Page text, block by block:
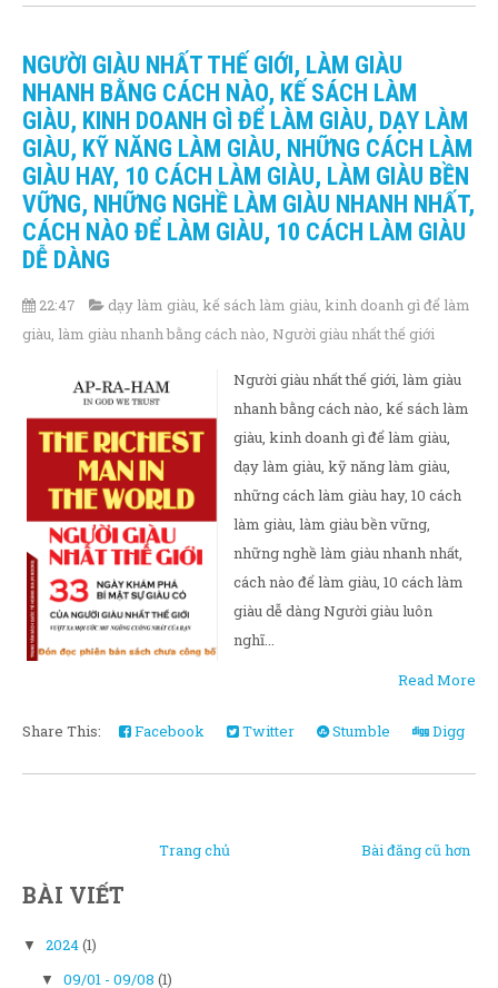
NGƯỜI GIÀU NHẤT THẾ GIỚI, LÀM GIÀU
NHANH BẰNG CÁCH NÀO, KẾ SÁCH LÀM
GIÀU, KINH DOANH GÌ ĐỂ LÀM GIÀU, DẠY LÀM
GIÀU, KỸ NĂNG LÀM GIÀU, NHỮNG CÁCH LÀM
GIÀU HAY, 10 CÁCH LÀM GIÀU, LÀM GIÀU BỀN
VỮNG, NHỮNG NGHỀ LÀM GIÀU NHANH NHẤT,
CÁCH NÀO ĐỂ LÀM GIÀU, 10 CÁCH LÀM GIÀU
DỄ DÀNG
22:47 dạy làm giàu, kế sách làm giàu, kinh doanh gì để làm
giàu, làm giàu nhanh bằng cách nào, Người giàu nhất thế giới
Người giàu nhất thế giới, làm giàu
nhanh bằng cách nào, kế sách làm
giàu, kinh doanh gì để làm giàu,
dạy làm giàu, kỹ năng làm giàu,
những cách làm giàu hay, 10 cách
làm giàu, làm giàu bền vững,
những nghề làm giàu nhanh nhất,
cách nào để làm giàu, 10 cách làm
giàu dễ dàng Người giàu luôn
nghĩ...
Read More
Share This: Facebook Twitter Stumble Digg
Bài đăng cũ hơn
Trang chủ
BÀI VIẾT
▼ 2024(1)
▼ 09/01 - 09/08 (1)